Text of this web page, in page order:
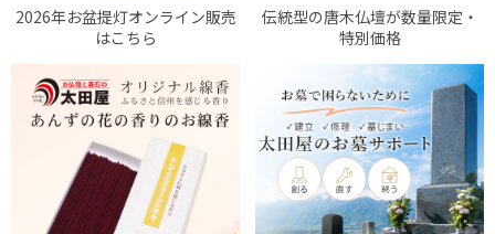
2026年お盆提灯オンライン販売
はこちら
伝統型の唐木仏壇が数量限定・
特別価格